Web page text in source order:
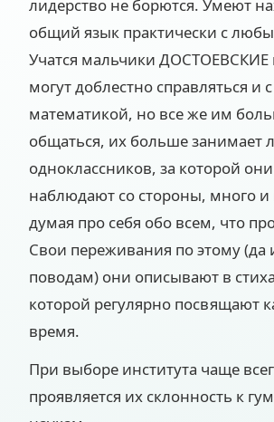
лидерство не борются. Умеют
общий язык практически с
Учатся мальчики ДОСТОЕВСКИЕ
могут доблестно справляться и с
математикой, но все же им
общаться, их больше занимает
одноклассников, за которой
наблюдают со стороны, много и
думая про себя обо всем, что
Свои переживания по этому (да
поводам) они описывают в
которой регулярно посвящают
время.
При выборе института чаще
проявляется их склонность к